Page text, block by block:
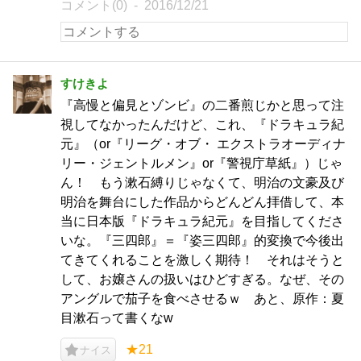
コメント(0) 2016/12/21
すけきよ
『高慢と偏見とゾンビ』の二番煎じかと思って注
視してなかったんだけど、これ、『ドラキュラ紀
元』（or『リーグ・オブ・ エクストラオーディナ
リー・ジェントルメン』or『警視庁草紙』）じゃ
ん！ もう漱石縛りじゃなくて、明治の文豪及び
明治を舞台にした作品からどんどん拝借して、本
当に日本版『ドラキュラ紀元』を目指してくださ
いな。『三四郎』＝『姿三四郎』的変換で今後出
てきてくれることを激しく期待！ それはそうと
して、お嬢さんの扱いはひどすぎる。なぜ、その
アングルで茄子を食べさせるｗ あと、原作：夏
目漱石って書くなw
ナイス ★21